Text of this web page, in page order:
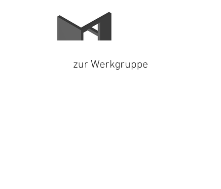
zur Werkgruppe